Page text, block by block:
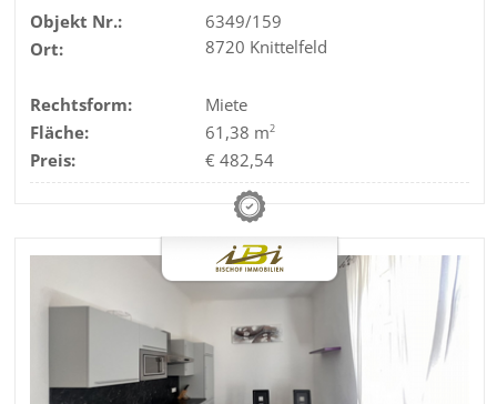
Objekt Nr.:
6349/159
Ort:
8720 Knittelfeld
Rechtsform:
Miete
Fläche:
61,38 m2
Preis: € 482,54